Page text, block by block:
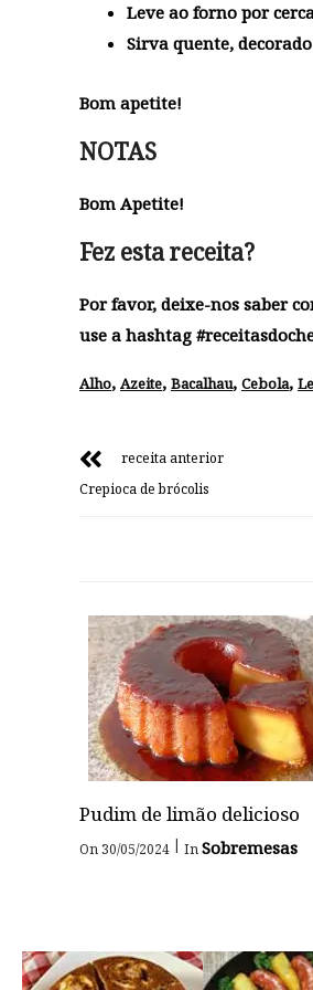
Leve ao forno por
Sirva quente,
Bom apetite!
NOTAS
Bom Apetite!
Fez esta receita?
Por favor, deixe-nos saber
use a hashtag
Alho, Azeite, Bacalhau, Cebola,
receita anterior
Crepioca de brócolis
Pudim de limão delicioso
On 30/05/2024 | InSobremesas